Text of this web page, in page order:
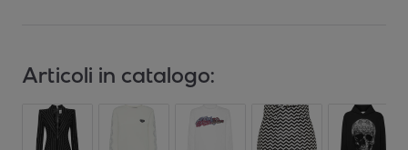
Articoli in catalogo: